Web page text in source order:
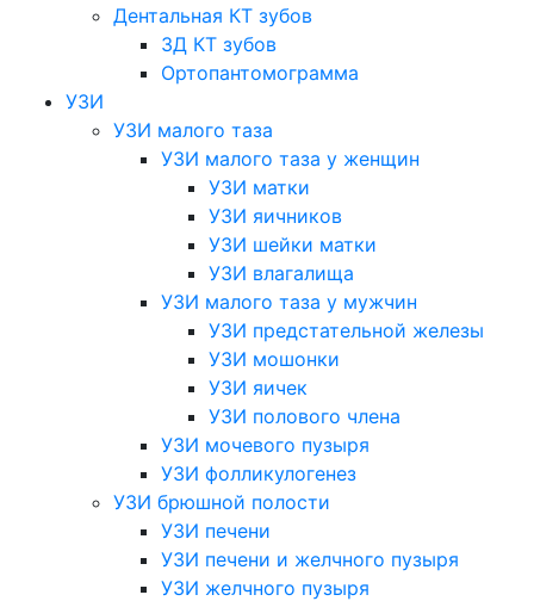
Дентальная КТ зубов
3Д КТ зубов
Ортопантомограмма
УЗИ
УЗИ малого таза
УЗИ малого таза у женщин
УЗИ матки
УЗИ яичников
УЗИ шейки матки
УЗИ влагалища
УЗИ малого таза у мужчин
УЗИ предстательной железы
УЗИ мошонки
УЗИ яичек
УЗИ полового члена
УЗИ мочевого пузыря
УЗИ фолликулогенез
УЗИ брюшной полости
УЗИ печени
УЗИ печени и желчного пузыря
УЗИ желчного пузыря